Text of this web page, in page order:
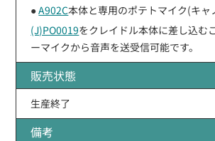
●A902C本体と専用のポテトマイク(キャ
(J)PO0019をクレイドル本体に差し込む
ーマイクから音声を送受信可能です。
販売状態
生産終了
備考